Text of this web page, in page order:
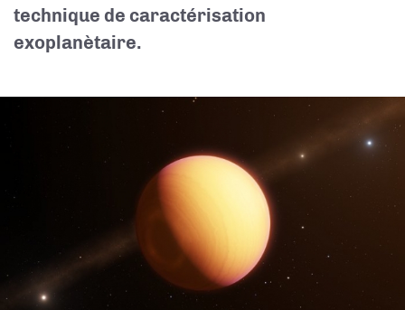
technique de caractérisation
exoplanètaire.